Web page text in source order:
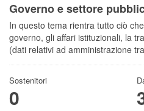
Governo e settore
In questo tema rientra tutto ciò
governo, gli affari istituzionali, la
(dati relativi ad amministrazione
Sostenitori
0